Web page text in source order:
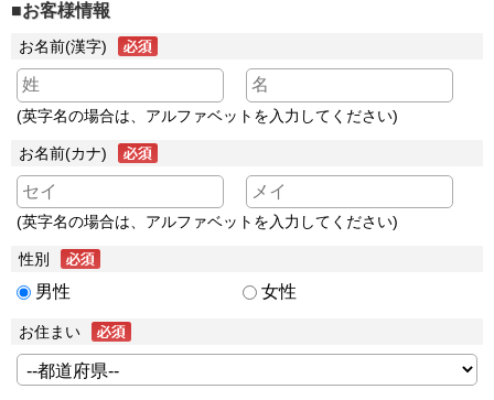
■お客様情報
お名前(漢字)
(英字名の場合は、アルファベットを入力してください)
お名前(カナ)
(英字名の場合は、アルファベットを入力してください)
性別
男性 女性
お住まい